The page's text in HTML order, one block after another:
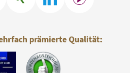
prämierte Qualität: